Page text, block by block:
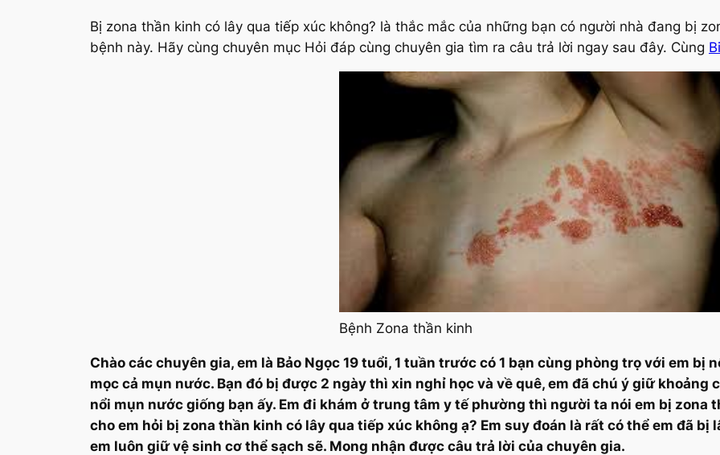
Bị zona thần kinh có lây qua tiếp xúc không? là thắc mắc của những bạn có người nhà đang bị
bệnh này. Hãy cùng chuyên mục Hỏi đáp cùng chuyên gia tìm ra câu trả lời ngay sau đây. Cùng
Bệnh Zona thần kinh
Chào các chuyên gia, em là Bảo Ngọc 19 tuổi, 1 tuần trước có 1 bạn cùng phòng trọ với em bị
mọc cả mụn nước. Bạn đó bị được 2 ngày thì xin nghỉ học và về quê, em đã chú ý giữ khoảng
nổi mụn nước giống bạn ấy. Em đi khám ở trung tâm y tế phường thì người ta nói em bị zona
cho em hỏi bị zona thần kinh có lây qua tiếp xúc không ạ? Em suy đoán là rất có thể em đã
em luôn giữ vệ sinh cơ thể sạch sẽ. Mong nhận được câu trả lời của chuyên gia.